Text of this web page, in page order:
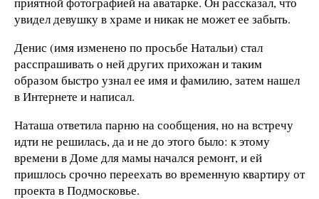
увидел девушку в храме и никак не может ее забыть.
Денис (имя изменено по просьбе Натальи) стал
расспрашивать о ней других прихожан и таким
образом быстро узнал ее имя и фамилию, затем нашел
в Интернете и написал.
Наташа ответила парню на сообщения, но на встречу
идти не решилась, да и не до этого было: к этому
времени в Доме для мамы начался ремонт, и ей
пришлось срочно переехать во временную квартиру от
проекта в Подмосковье.